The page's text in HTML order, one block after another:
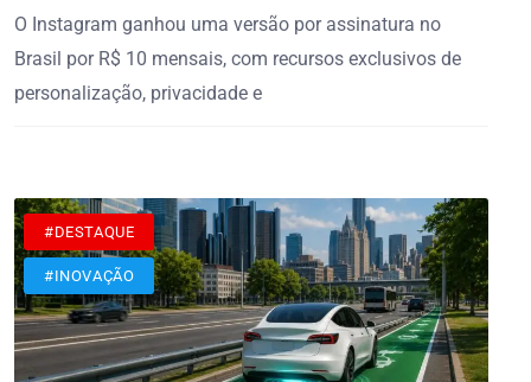
O Instagram ganhou uma versão por assinatura no
Brasil por R$ 10 mensais, com recursos exclusivos de
personalização, privacidade e
#DESTAQUE
#INOVAÇÃO